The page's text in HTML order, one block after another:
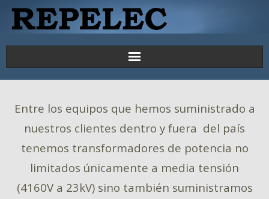
Principal
Proyectos
Productos y Servicios
Contáctenos
Entre los equipos que hemos suministrado a
nuestros clientes dentro y fuera del país
tenemos transformadores de potencia no
limitados únicamente a media tensión
(4160V a 23kV) sino también suministramos